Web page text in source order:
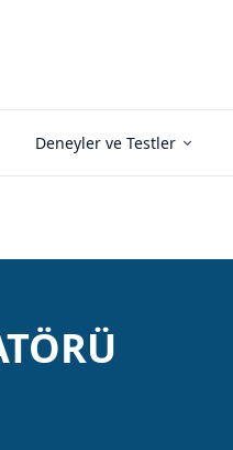
Deneyler ve Testler